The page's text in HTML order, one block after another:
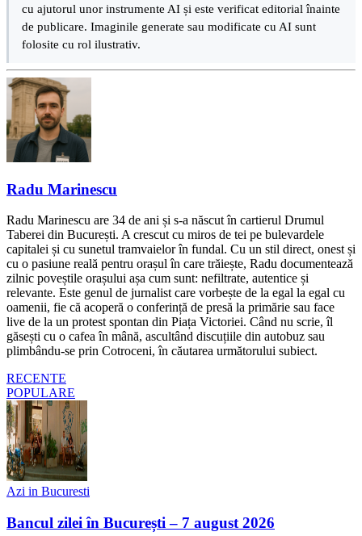
cu ajutorul unor instrumente AI și este verificat editorial înainte
de publicare. Imaginile generate sau modificate cu AI sunt
folosite cu rol ilustrativ.
Radu Marinescu
Radu Marinescu are 34 de ani și s-a născut în cartierul Drumul
Taberei din București. A crescut cu miros de tei pe bulevardele
capitalei și cu sunetul tramvaielor în fundal. Cu un stil direct, onest și
cu o pasiune reală pentru orașul în care trăiește, Radu documentează
zilnic poveștile orașului așa cum sunt: nefiltrate, autentice și
relevante. Este genul de jurnalist care vorbește de la egal la egal cu
oamenii, fie că acoperă o conferință de presă la primărie sau face
live de la un protest spontan din Piața Victoriei. Când nu scrie, îl
găsești cu o cafea în mână, ascultând discuțiile din autobuz sau
plimbându-se prin Cotroceni, în căutarea următorului subiect.
RECENTE
POPULARE
Azi in Bucuresti
Bancul zilei în București – 7 august 2026